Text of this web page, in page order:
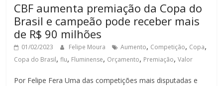
CBF aumenta premiação da Copa do
Brasil e campeão pode receber mais
de R$ 90 milhões
01/02/2023 Felipe Moura Aumento, Competição, Copa,
Copa do Brasil,flu, Fluminense, Orçamento, Premiação,Valor
Por Felipe Fera Uma das competições mais disputadas e